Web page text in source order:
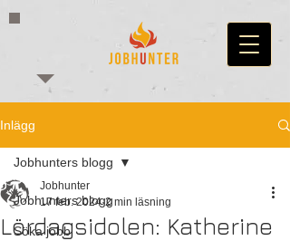
Inlägg
Jobhunters blogg
Söka jobb
Jobhunters blogg
Lördagsidolen: Katherine
Jobhunter
17 feb. 2024 2 min läsning